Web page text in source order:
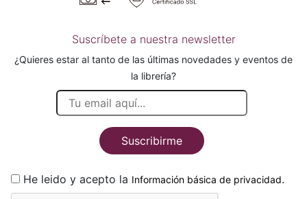
Suscríbete a nuestra newsletter
¿Quieres estar al tanto de las últimas novedades y eventos de
la librería?
Suscribirme
He leido y acepto la Información básica de privacidad.